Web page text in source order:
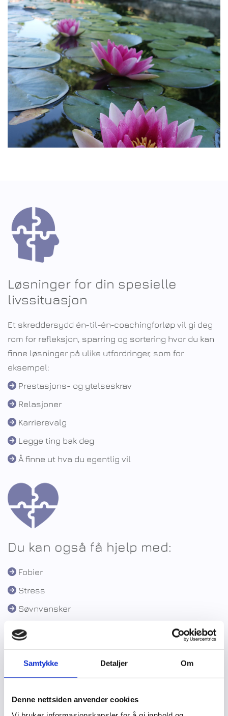
Samtykke Detaljer Om
Denne nettsiden anvender cookies
Løsninger for din spesielle
livssituasjon
Et skreddersydd én-til-én-coachingforløp vil gi deg
rom for refleksjon, sparring og sortering hvor du kan
finne løsninger på ulike utfordringer, som for
eksempel:
 Prestasjons- og ytelseskrav
 Relasjoner
 Karrierevalg
 Legge ting bak deg
 Å finne ut hva du egentlig vil
Du kan også få hjelp med:
 Fobier
 Stress
 Søvnvansker
Utbrenthet
Avhengighet
Prestasjonsangst